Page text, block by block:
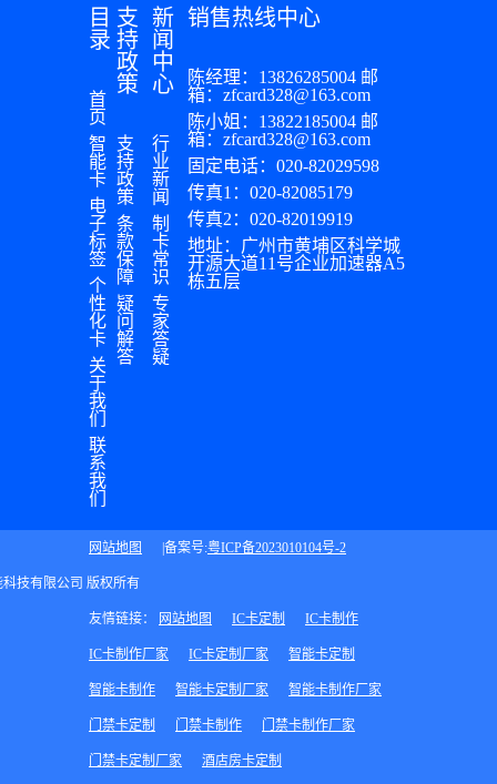
个大
家庭
里找
到归
属
感，
展丰
智能
科技
公司
提前
举办
了一
场主
题为
《月
满中
秋 情
系展
中秋
茶话
公司
全体
员工
加了
本次
广州
智能
科技
有限
公司
2020
年会
在中
演国
际酒
绩，
情，
共谋
划，
共展
未
系电话：
400-858-
9055。
目
录
首
页
智
能
卡
电
子
标
签
个
性
化
卡
关
于
我
们
联
系
我
们
支
持
政
策
支
持
政
策
条
款
保
障
疑
问
解
答
新
闻
中
心
行
业
新
闻
制
卡
常
识
专
家
答
疑
销售热线中心
陈经理：13826285004 邮
箱：zfcard328@163.com
陈小姐：13822185004 邮
箱：zfcard328@163.com
固定电话：020-82029598
传真1：020-82085179
传真2：020-82019919
地址：广州市黄埔区科学城
开源大道11号企业加速器A5
栋五层
网站地图 |备案号:粤ICP备2023010104号-2
技有限公司 版权所有
友情链接： 网站地图 IC卡定制 IC卡制作
IC卡制作厂家 IC卡定制厂家 智能卡定制
智能卡制作 智能卡定制厂家 智能卡制作厂家
门禁卡定制 门禁卡制作 门禁卡制作厂家
门禁卡定制厂家 酒店房卡定制